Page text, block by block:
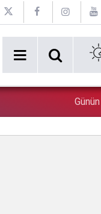
Özgür Özel'e şok!